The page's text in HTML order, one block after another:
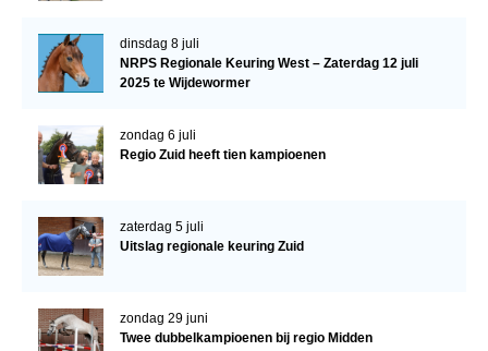
dinsdag 8 juli
NRPS Regionale Keuring West – Zaterdag 12 juli
2025 te Wijdewormer
zondag 6 juli
Regio Zuid heeft tien kampioenen
zaterdag 5 juli
Uitslag regionale keuring Zuid
zondag 29 juni
Twee dubbelkampioenen bij regio Midden